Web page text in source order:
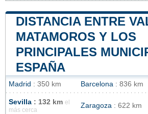
DISTANCIA ENTRE
MATAMOROS Y LOS
PRINCIPALES
ESPAÑA
Madrid : 350 km Barcelona : 836 km
Sevilla : 132 km el
más cerca
Zaragoza : 622 km